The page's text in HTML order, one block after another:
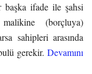
ifade ile şahsi
(borçluya)
sahipleri arasında
gerekir. Devamını